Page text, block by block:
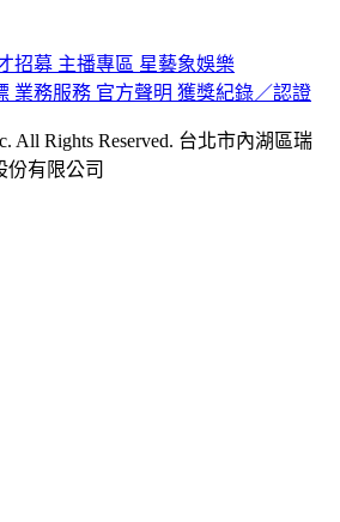
招募 主播專區 星藝象娛樂
業務服務 官方聲明 獲獎紀錄／認證
All Rights Reserved. 台北市內湖區瑞
份有限公司